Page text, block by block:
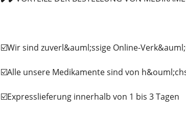
☑️Wir sind zuverl&auml;ssige Online-
☑️Alle unsere Medikamente sind von
☑️Expresslieferung innerhalb von 1 bis 3 Tagen